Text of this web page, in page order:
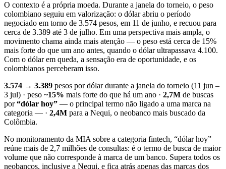
O contexto é a própria moeda. Durante a janela do torneio, o peso
colombiano seguiu em valorização: o dólar abriu o período
negociado em torno de 3.574 pesos, em 11 de junho, e recuou para
cerca de 3.389 até 3 de julho. Em uma perspectiva mais ampla, o
movimento chama ainda mais atenção — o peso está cerca de 15%
mais forte do que um ano antes, quando o dólar ultrapassava 4.100.
Com o dólar em queda, a sensação era de oportunidade, e os
colombianos perceberam isso.
3.574 → 3.389 pesos por dólar durante a janela do torneio (11 jun –
3 jul) · peso ~15% mais forte do que há um ano · 2,7M de buscas
por“dólar hoy” — o principal termo não ligado a uma marca na
categoria — · 2,4M para a Nequi, o neobanco mais buscado da
Colômbia.
No monitoramento da MIA sobre a categoria fintech, “dólar hoy”
reúne mais de 2,7 milhões de consultas: é o termo de busca de maior
volume que não corresponde à marca de um banco. Supera todos os
neobancos, inclusive a Nequi, e fica atrás apenas das marcas dos